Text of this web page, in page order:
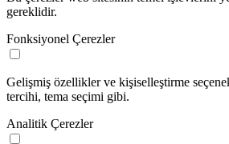
gereklidir.
Fonksiyonel Çerezler
Gelişmiş özellikler ve kişiselleştirme
tercihi, tema seçimi gibi.
Analitik Çerezler